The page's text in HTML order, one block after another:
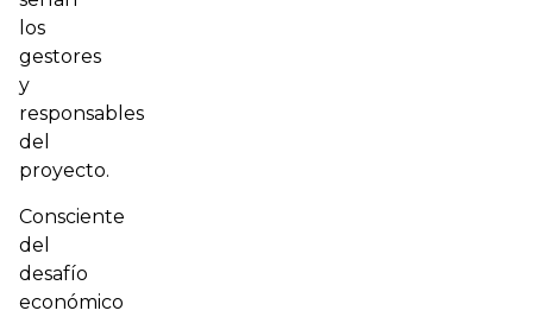
los
gestores
y
responsables
del
proyecto.
Consciente
del
desafío
económico